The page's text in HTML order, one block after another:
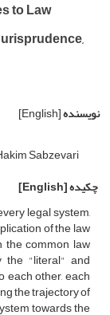
to Law
نویسنده[English]
Sabzevari
چکیده[English]
legal system,
of the law
common law
the "literal" and
each other, each
the trajectory of
towards the